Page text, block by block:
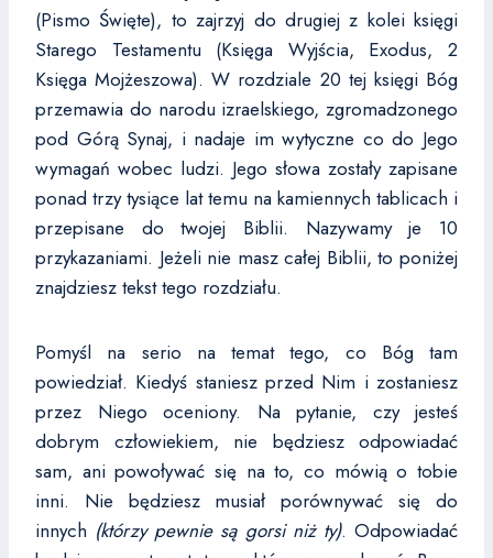
(Pismo Święte), to zajrzyj do drugiej z kolei księgi
Starego Testamentu (Księga Wyjścia, Exodus, 2
Księga Mojżeszowa). W rozdziale 20 tej księgi Bóg
przemawia do narodu izraelskiego, zgromadzonego
pod Górą Synaj, i nadaje im wytyczne co do Jego
wymagań wobec ludzi. Jego słowa zostały zapisane
ponad trzy tysiące lat temu na kamiennych tablicach i
przepisane do twojej Biblii. Nazywamy je 10
przykazaniami. Jeżeli nie masz całej Biblii, to poniżej
znajdziesz tekst tego rozdziału.
Pomyśl na serio na temat tego, co Bóg tam
powiedział. Kiedyś staniesz przed Nim i zostaniesz
przez Niego oceniony. Na pytanie, czy jesteś
dobrym człowiekiem, nie będziesz odpowiadać
sam, ani powoływać się na to, co mówią o tobie
inni. Nie będziesz musiał porównywać się do
innych (którzy pewnie są gorsi niż ty). Odpowiadać